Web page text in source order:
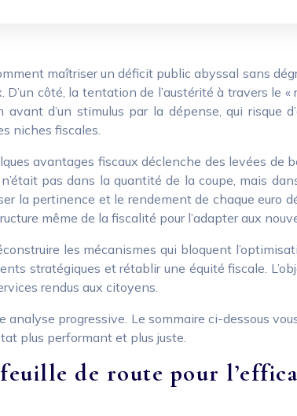
maîtriser un déficit public abyssal sans
côté, la tentation de l’austérité à travers le
d’un stimulus par la dépense, qui risque
niches fiscales.
avantages fiscaux déclenche des levées de
pas dans la quantité de la coupe, mais
la pertinence et le rendement de chaque euro
même de la fiscalité pour l’adapter aux
les mécanismes qui bloquent
stratégiques et rétablir une équité fiscale.
rendus aux citoyens.
progressive. Le sommaire ci-dessous
plus performant et plus juste.
de route pour